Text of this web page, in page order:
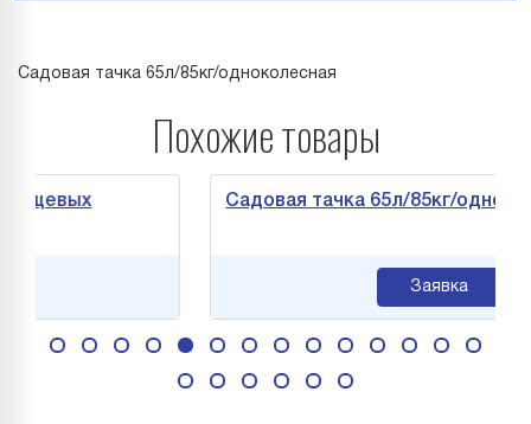
Садовая тачка 65л/85кг/одноколесная
Похожие товары
Садовая тачка 65л/85кг/
Заявка